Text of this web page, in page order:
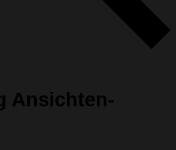
Ansichten-